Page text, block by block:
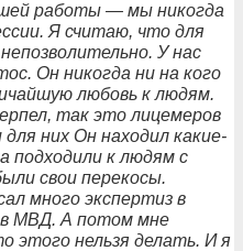
работы — мы никогда
Я считаю, что для
У нас
Он никогда ни на кого
любовь к людям.
так это лицемеров
них Он находил какие-
подходили к людям с
свои перекосы.
много экспертиз в
в МВД. А потом мне
этого нельзя делать. И я